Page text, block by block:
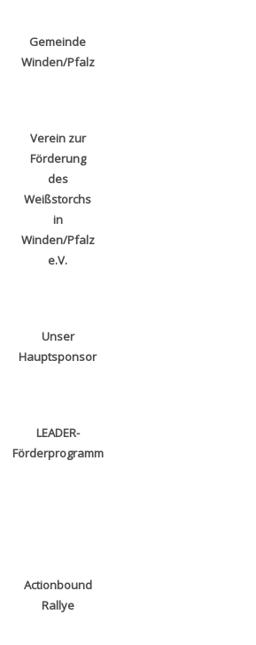
Gemeinde
Winden/Pfalz
Verein zur
Förderung
des
Weißstorchs
in
Winden/Pfalz
e.V.
Unser
Hauptsponsor
LEADER-
Förderprogramm
Actionbound
Rallye